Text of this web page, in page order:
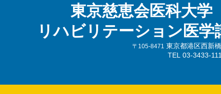
東京慈恵会医科大学
リハビリテーション医学
〒105-8471
東京都港区西新
TEL 03-3433-